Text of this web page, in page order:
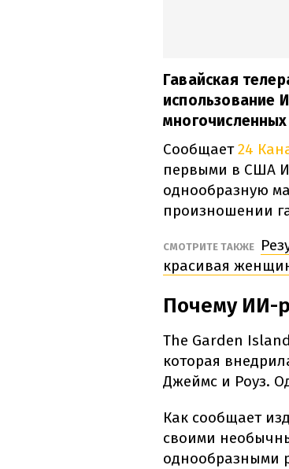
Гавайская
использование
Сообщает24
первыми в США
однообразную
произношении
СМОТРИТЕ ТАКЖЕ
красивая
Почему ИИ-
The Garden
которая
Джеймс и Роуз.
Как сообщает
своими
однообразными